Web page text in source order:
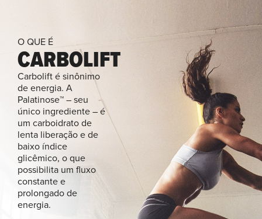
O QUE É
CARBOLIFT
Carbolift é sinônimo
de energia. A
Palatinose™ – seu
único ingrediente – é
um carboidrato de
lenta liberação e de
baixo índice
glicêmico, o que
possibilita um fluxo
constante e
prolongado de
energia.